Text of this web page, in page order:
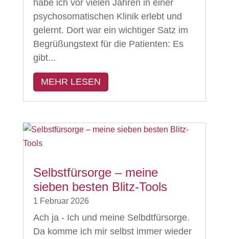
habe ich vor vielen Jahren in einer
psychosomatischen Klinik erlebt und
gelernt. Dort war ein wichtiger Satz im
Begrüßungstext für die Patienten: Es
gibt...
MEHR LESEN
Selbstfürsorge – meine
sieben besten Blitz-Tools
1 Februar 2026
Ach ja - Ich und meine Selbdtfürsorge.
Da komme ich mir selbst immer wieder